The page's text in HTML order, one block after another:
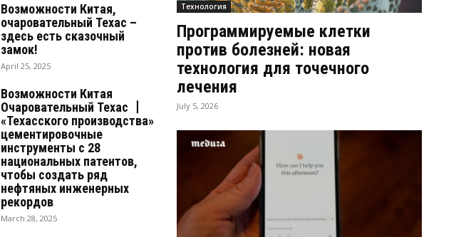
Возможности Китая,
очаровательный Техас –
здесь есть сказочный
замок!
April 25, 2025
Возможности Китая
Очаровательный Техас 丨
«Техасского производства»
цементировочные
инструменты с 28
национальных патентов,
чтобы создать ряд
нефтяных инженерных
рекордов
March 28, 2025
Технология
Программируемые клетки
против болезней: новая
технология для точечного
лечения
July 5, 2026